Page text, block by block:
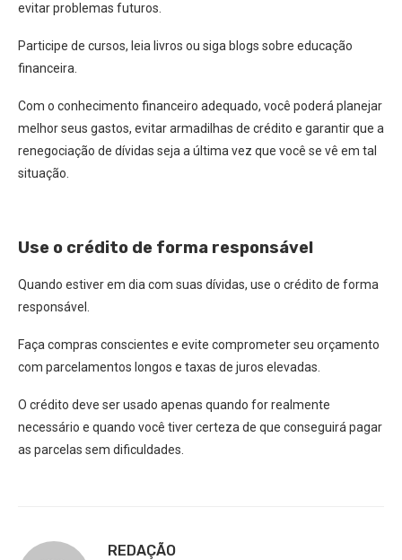
evitar problemas futuros.
Participe de cursos, leia livros ou siga blogs sobre educação
financeira.
Com o conhecimento financeiro adequado, você poderá planejar
melhor seus gastos, evitar armadilhas de crédito e garantir que a
renegociação de dívidas seja a última vez que você se vê em tal
situação.
Use o crédito de forma responsável
Quando estiver em dia com suas dívidas, use o crédito de forma
responsável.
Faça compras conscientes e evite comprometer seu orçamento
com parcelamentos longos e taxas de juros elevadas.
O crédito deve ser usado apenas quando for realmente
necessário e quando você tiver certeza de que conseguirá pagar
as parcelas sem dificuldades.
REDAÇÃO